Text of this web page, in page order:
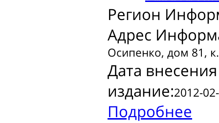
Регион
Адрес
Осипенко, дом 81,
Дата
издание:2012-
Подробнее